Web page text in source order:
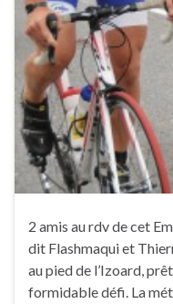
2 amis au rdv de cet
dit Flashmaqui et
au pied de l’Izoard,
formidable défi. La